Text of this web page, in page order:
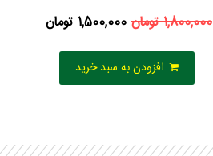
1,800,000تومان 1,500,000 تومان
افزودن به سبد خرید